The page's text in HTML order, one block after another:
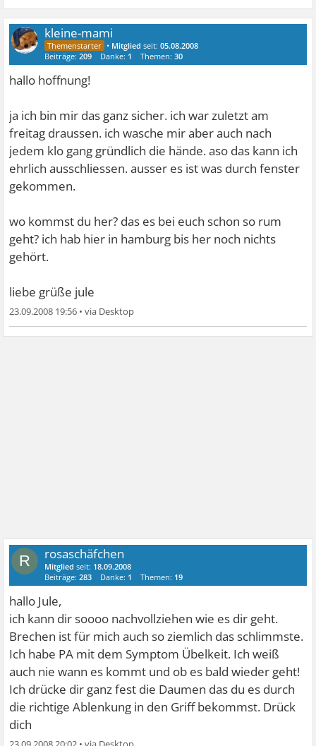
kleine-mami
• Mitglied seit:05.08.2008
Beiträge:209 Danke: 1 Themen:30
hallo hoffnung!
ja ich bin mir das ganz sicher. ich war zuletzt am
freitag draussen. ich wasche mir aber auch nach
jedem klo gang gründlich die hände. aso das kann ich
ehrlich ausschliessen. ausser es ist was durch fenster
gekommen.
wo kommst du her? das es bei euch schon so rum
geht? ich hab hier in hamburg bis her noch nichts
gehört.
liebe grüße jule
23.09.2008 19:56 •
R rosaschäfchen
Mitglied seit: 18.09.2008
Beiträge:283 Danke: 1 Themen: 19
hallo Jule,
ich kann dir soooo nachvollziehen wie es dir geht.
Brechen ist für mich auch so ziemlich das schlimmste.
Ich habe PA mit dem Symptom Übelkeit. Ich weiß
auch nie wann es kommt und ob es bald wieder geht!
Ich drücke dir ganz fest die Daumen das du es durch
die richtige Ablenkung in den Griff bekommst. Drück
dich